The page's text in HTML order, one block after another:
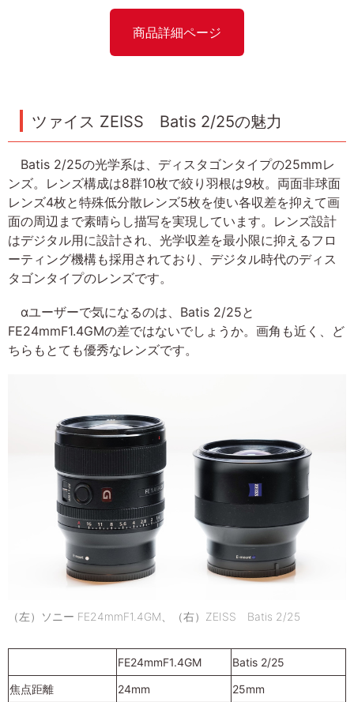
商品詳細ページ
ツァイス ZEISS Batis 2/25の魅力
Batis 2/25の光学系は、ディスタゴンタイプの25mmレ
ンズ。レンズ構成は8群10枚で絞り羽根は9枚。両面非球面
レンズ4枚と特殊低分散レンズ5枚を使い各収差を抑えて画
面の周辺まで素晴らし描写を実現しています。レンズ設計
はデジタル用に設計され、光学収差を最小限に抑えるフロ
ーティング機構も採用されており、デジタル時代のディス
タゴンタイプのレンズです。
αユーザーで気になるのは、Batis 2/25と
FE24mmF1.4GMの差ではないでしょうか。画角も近く、ど
ちらもとても優秀なレンズです。
（左）ソニー FE24mmF1.4GM、（右）ZEISS Batis 2/25
FE24mmF1.4GM
Batis 2/25
焦点距離
24mm
25mm